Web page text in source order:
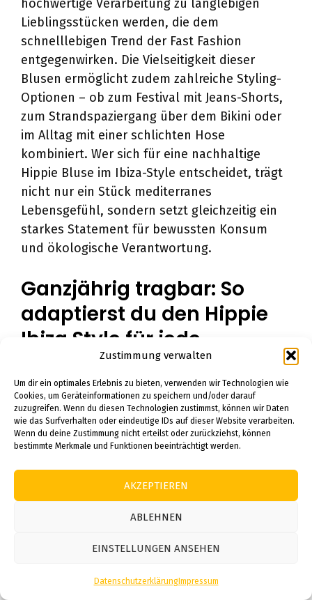
Zustimmung verwalten
Um dir ein optimales Erlebnis zu bieten, verwenden wir Technologien wie
Cookies, um Geräteinformationen zu speichern und/oder darauf
zuzugreifen. Wenn du diesen Technologien zustimmst, können wir Daten
wie das Surfverhalten oder eindeutige IDs auf dieser Website verarbeiten.
Wenn du deine Zustimmung nicht erteilst oder zurückziehst, können
bestimmte Merkmale und Funktionen beeinträchtigt werden.
AKZEPTIEREN
ABLEHNEN
EINSTELLUNGEN ANSEHEN
DatenschutzerklärungImpressum
hochwertige Verarbeitung zu langlebigen
Lieblingsstücken werden, die dem
schnelllebigen Trend der Fast Fashion
entgegenwirken. Die Vielseitigkeit dieser
Blusen ermöglicht zudem zahlreiche Styling-
Optionen – ob zum Festival mit Jeans-Shorts,
zum Strandspaziergang über dem Bikini oder
im Alltag mit einer schlichten Hose
kombiniert. Wer sich für eine nachhaltige
Hippie Bluse im Ibiza-Style entscheidet, trägt
nicht nur ein Stück mediterranes
Lebensgefühl, sondern setzt gleichzeitig ein
starkes Statement für bewussten Konsum
und ökologische Verantwortung.
Ganzjährig tragbar: So
adaptierst du den Hippie
Ibiza Style für jede
Jahreszeit